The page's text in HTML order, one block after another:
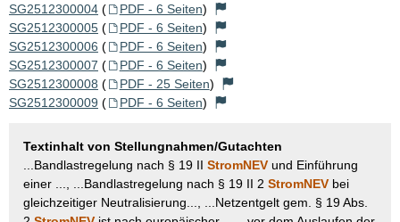
SG2512300004 ( PDF - 6 Seiten)
SG2512300005 ( PDF - 6 Seiten)
SG2512300006 ( PDF - 6 Seiten)
SG2512300007 ( PDF - 6 Seiten)
SG2512300008 ( PDF - 25 Seiten)
SG2512300009 ( PDF - 6 Seiten)
Textinhalt von Stellungnahmen/Gutachten
...Bandlastregelung nach § 19 II StromNEV und Einführung
einer ..., ...Bandlastregelung nach § 19 II 2 StromNEV bei
gleichzeitiger Neutralisierung..., ...Netzentgelt gem. § 19 Abs.